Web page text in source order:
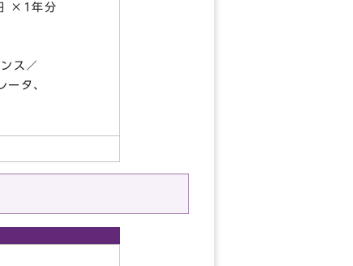
×1年分
ス／
タ、